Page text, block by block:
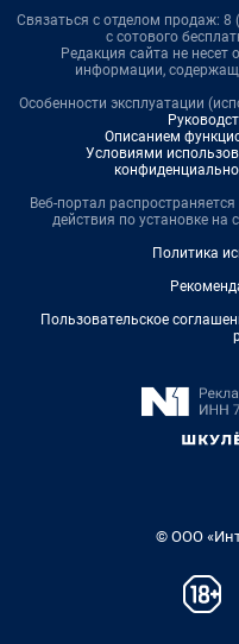
Связаться с отделом продаж: 8
с сотового
Редакция сайта не несет
информации,
Особенности эксплуатации
Описанием
Условиями
Веб-портал
действия по установке на
Политика
Пользовательское
© ООО